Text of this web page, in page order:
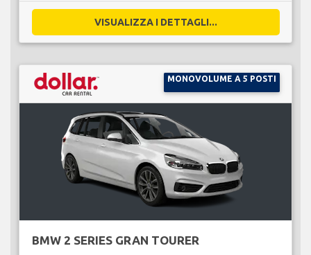
VISUALIZZA I DETTAGLI...
MONOVOLUME A 5 POSTI
BMW 2 SERIES GRAN TOURER